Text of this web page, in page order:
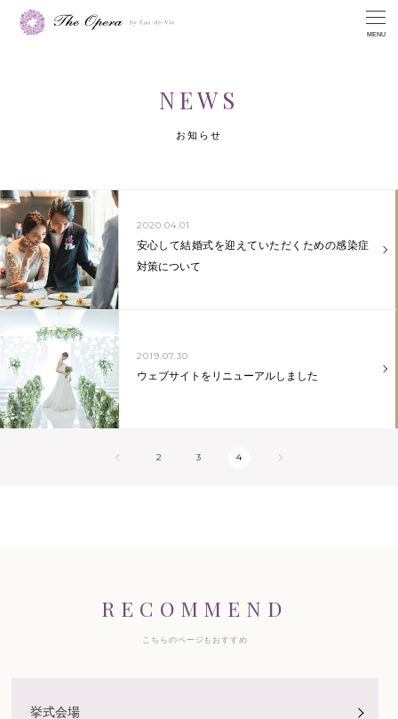
MENU
NEWS
お知らせ
2020.04.01
安心して結婚式を迎えていただくための感染症
対策について
2019.07.30
ウェブサイトをリニューアルしました
2 3 4
RECOMMEND
こちらのページもおすすめ
挙式会場